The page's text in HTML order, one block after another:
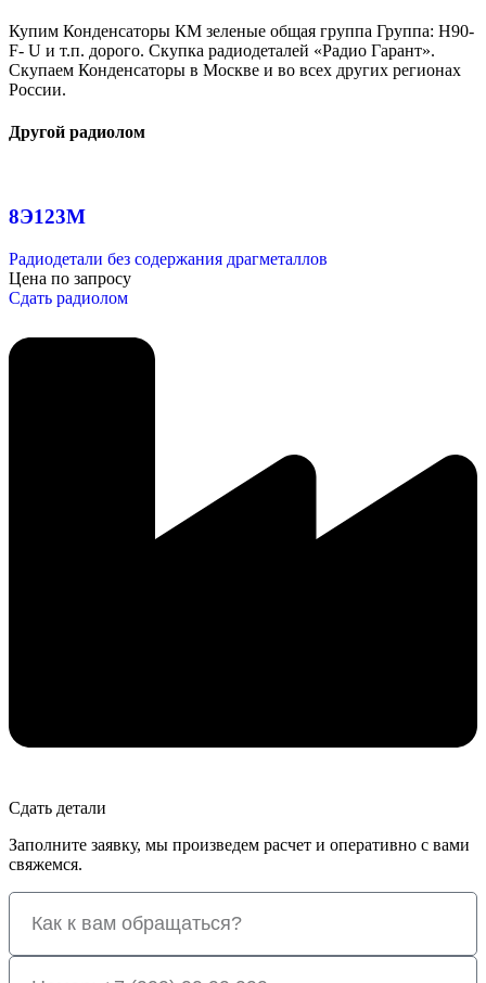
Купим Конденсаторы КМ зеленые общая группа Группа: Н90-
F- U и т.п. дорого. Скупка радиодеталей «Радио Гарант».
Скупаем Конденсаторы в Москве и во всех других регионах
России.
Другой радиолом
8Э123М
Радиодетали без содержания драгметаллов
Цена по запросу
Сдать радиолом
Сдать детали
Заполните заявку, мы произведем расчет и оперативно с вами
свяжемся.